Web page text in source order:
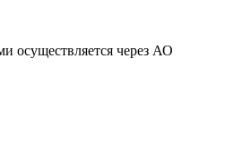
осуществляется через АО